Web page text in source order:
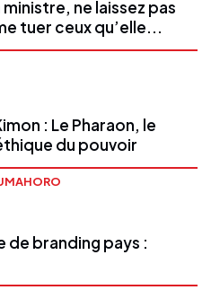
ministre, ne laissez pas
tuer ceux qu’elle...
: Le Pharaon, le
du pouvoir
de branding pays :